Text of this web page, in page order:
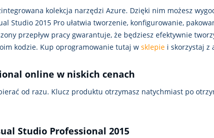
kolekcja narzędzi Azure. Dzięki nim możesz
Studio 2015 Pro ułatwia tworzenie, konfigurowanie,
przepływ pracy gwarantuje, że będziesz efektywnie
kodzie. Kup oprogramowanie tutaj w sklepie i skorzystaj z
online w niskich cenach
od razu. Klucz produktu otrzymasz natychmiast po
Studio Professional 2015